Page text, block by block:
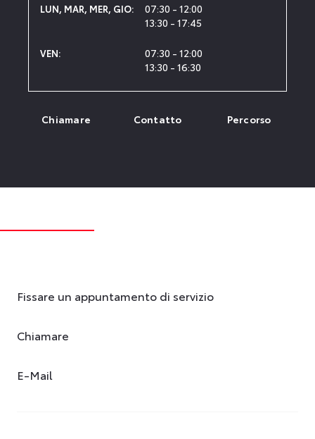
LUN, MAR, MER, GIO:
07:30 - 12:00
13:30 - 17:45
VEN:
07:30 - 12:00
13:30 - 16:30
Chiamare Contatto Percorso
Fissare un appuntamento di servizio
Chiamare
E-Mail